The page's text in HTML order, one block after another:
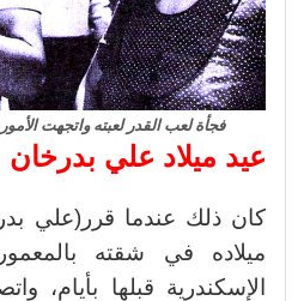
فجأة لعب القدر لعبته واتجهت
عيد ميلاد علي بدرخان
كان ذلك عندما قرر(علي
ميلاده في شقته
الإسكندرية قبلها بأيام،